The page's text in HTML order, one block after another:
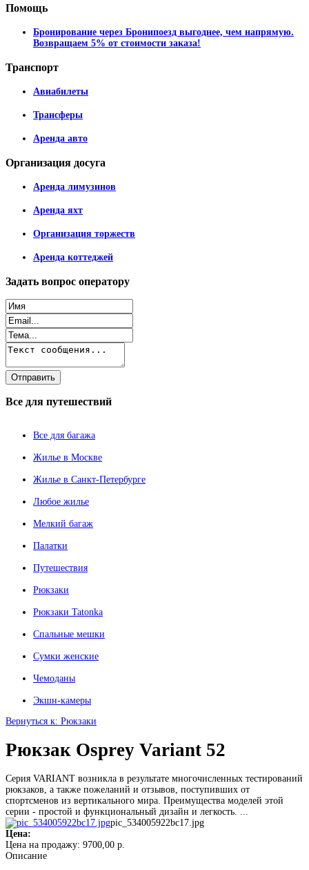
Помощь
Бронирование через Бронипоезд выгоднее, чем напрямую.
Возвращаем 5% от стоимости заказа!
Транспорт
Авиабилеты
Трансферы
Аренда авто
Организация досуга
Аренда лимузинов
Аренда яхт
Организация торжеств
Аренда коттеджей
Задать вопрос оператору
Все для путешествий
Все для багажа
Жилье в Москве
Жилье в Санкт-Петербурге
Любое жилье
Мелкий багаж
Палатки
Путешествия
Рюкзаки
Рюкзаки Tatonka
Спальные мешки
Сумки женские
Чемоданы
Экшн-камеры
Вернуться к: Рюкзаки
Рюкзак Osprey Variant 52
Серия VARIANT возникла в результате многочисленных тестирований
рюкзаков, а также пожеланий и отзывов, поступивших от
спортсменов из вертикального мира. Преимущества моделей этой
серии - простой и функциональный дизайн и легкость. ...
pic_534005922bc17.jpg
Цена:
Цена на продажу: 9700,00 р.
Описание